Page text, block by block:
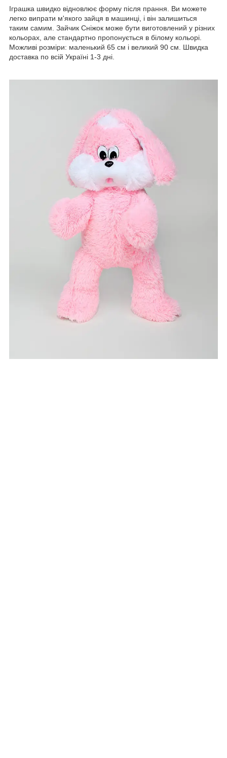
Іграшка швидко відновлює форму після прання. Ви можете
легко випрати м'якого зайця в машинці, і він залишиться
таким самим. Зайчик Сніжок може бути виготовлений у різних
кольорах, але стандартно пропонується в білому кольорі.
Можливі розміри: маленький 65 см і великий 90 см. Швидка
доставка по всій Україні 1-3 дні.